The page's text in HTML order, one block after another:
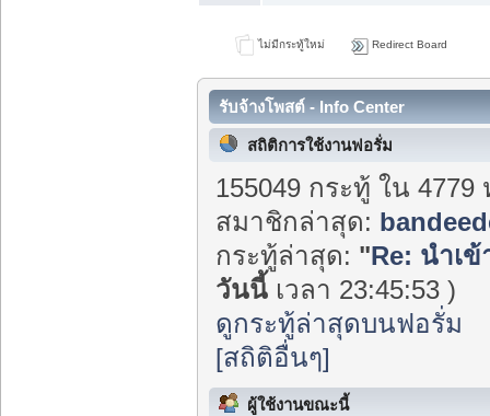
ไม่มีกระทู้ใหม่ Redirect Board
รับจ้างโพสต์ - Info Center
สถิติการใช้งานฟอรั่ม
155049 กระทู้ ใน
สมาชิกล่าสุด:
กระทู้ล่าสุด: "Re: นำเ
วันนี้ เวลา 23:45:53 )
ดูกระทู้ล่าสุดบนฟอรั่ม
[สถิติอื่นๆ]
ผู้ใช้งานขณะนี้